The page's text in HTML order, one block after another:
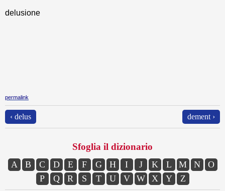
delusione
permalink
‹ delus dement ›
Sfoglia il dizionario
A B C D E F G H I J K L M N
O
P
Q R S T U V W X Y Z